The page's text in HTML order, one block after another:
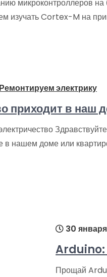
микроконтроллеров
изучать Cortex-M на
Ремонтируем электрику
приходит в наш
в нашем доме или
30
Arduino:
Прощай